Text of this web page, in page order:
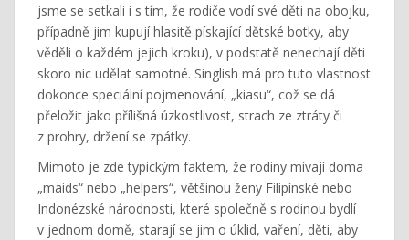
jsme se setkali i s tím, že rodiče vodí své děti na obojku,
případně jim kupují hlasitě pískající dětské botky, aby
věděli o každém jejich kroku), v podstatě nenechají děti
skoro nic udělat samotné. Singlish má pro tuto vlastnost
dokonce speciální pojmenování, „kiasu“, což se dá
přeložit jako přílišná úzkostlivost, strach ze ztráty či
z prohry, držení se zpátky.
Mimoto je zde typickým faktem, že rodiny mívají doma
„maids“ nebo „helpers“, většinou ženy Filipínské nebo
Indonézské národnosti, které společně s rodinou bydlí
v jednom domě, starají se jim o úklid, vaření, děti, aby